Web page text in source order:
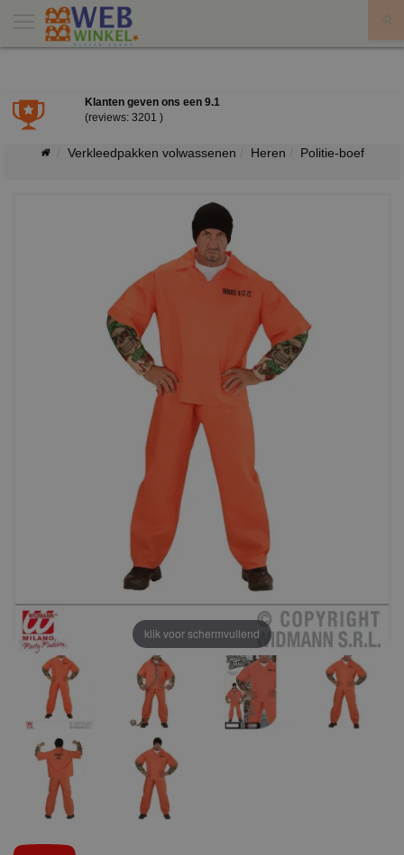
Klanten geven ons een 9.1
(reviews: 3201 )
Verkleedpakken volwassenen Heren Politie-boef
klik voor schermvullend